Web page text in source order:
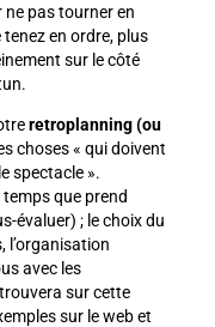
ne pas tourner en
en ordre, plus
sur le côté
retroplanning (ou
choses « qui doivent
spectacle ».
que prend
évaluer) ; le choix du
l’organisation
avec les
sur cette
sur le web et